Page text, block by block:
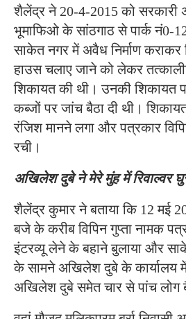
शैलेंद्र ने 20-4-2015 को सरकारी
भूमाफिओ के सांठगाठ से पार्क नं0-
साकेत नगर में अवैध निर्माण कराकर
हाउस चलाए जाने को लेकर
शिकायत की थी। उनकी शिकायत
कब्जों पर जांच बैठा दी थी।
रंजिश मानने लगा और पत्रकार
रची।
अखिलेश दुबे ने मेरे मुंह में रिवाल्वर
शैलेंद्र कुमार ने बताया कि 12 मई
बजे के करीब विपिन गुप्ता नामक
इंटरव्यू लेने के बहाने बुलाया और
के सामने अखिलेश दुबे के कार्यालय
अखिलेश दुबे समेत चार से पांच लोग